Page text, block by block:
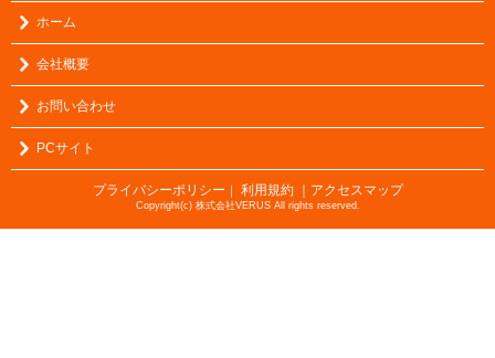
ホーム
会社概要
お問い合わせ
PCサイト
プライバシーポリシー ｜ 利用規約 ｜アクセスマップ
Copyright(c) 株式会社VERUS All rights reserved.